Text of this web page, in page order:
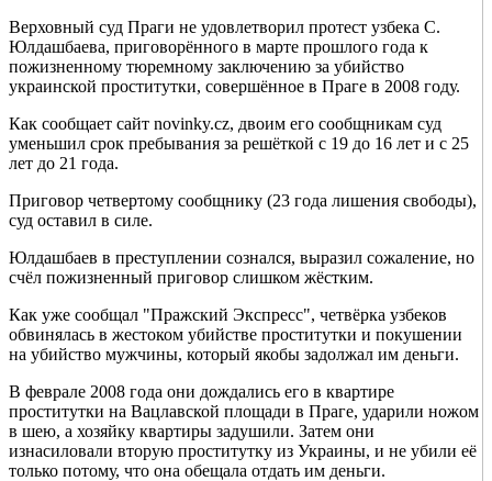
Верховный суд Праги не удовлетворил протест узбека С.
Юлдашбаева, приговорённого в марте прошлого года к
пожизненному тюремному заключению за убийство
украинской проститутки, совершённое в Праге в 2008 году.
Как сообщает сайт novinky.cz, двоим его сообщникам суд
уменьшил срок пребывания за решёткой с 19 до 16 лет и с 25
лет до 21 года.
Приговор четвертому сообщнику (23 года лишения свободы),
суд оставил в силе.
Юлдашбаев в преступлении сознался, выразил сожаление, но
счёл пожизненный приговор слишком жёстким.
Как уже сообщал "Пражский Экспресс", четвёрка узбеков
обвинялась в жестоком убийстве проститутки и покушении
на убийство мужчины, который якобы задолжал им деньги.
В феврале 2008 года они дождались его в квартире
проститутки на Вацлавской площади в Праге, ударили ножом
в шею, а хозяйку квартиры задушили. Затем они
изнасиловали вторую проститутку из Украины, и не убили её
только потому, что она обещала отдать им деньги.